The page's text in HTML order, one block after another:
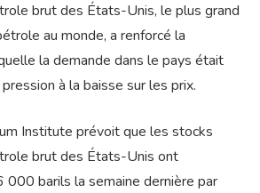
brut des États-Unis, le plus grand
au monde, a renforcé la
la demande dans le pays était
à la baisse sur les prix.
Institute prévoit que les stocks
brut des États-Unis ont
barils la semaine dernière par